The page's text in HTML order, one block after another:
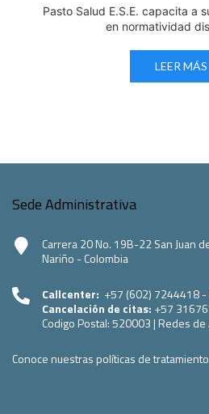
Pasto Salud E.S.E. capacita a
en normatividad
LEER MÁS
Sede Administrativa
Carrera 20 No. 19B-22 San Juan
Nariño - Colombia
Callcenter: +57 (602) 7244418
Cancelación de citas: +57
Codigo Postal:520003 | Redes de
Conoce nuestras políticas de